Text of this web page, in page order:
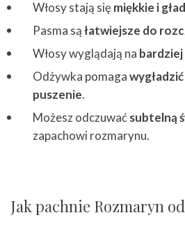
Włosy stają sięmiękkie i
Pasma sąłatwiejsze do
Włosy wyglądają na bardziej
Odżywka pomaga
puszenie.
Możesz odczuwaćsubtelną
zapachowi rozmarynu.
Jak pachnie Rozmaryn